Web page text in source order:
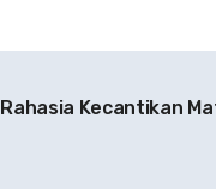
Rahasia Kecantikan